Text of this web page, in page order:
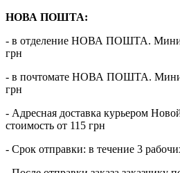
НОВА ПОШТА:
- в отделение НОВА ПОШТА.
грн
- в почтомате НОВА ПОШТА.
грн
- Адресная доставка курьером
стоимость от 115 грн
- Срок отправки: в течение 3